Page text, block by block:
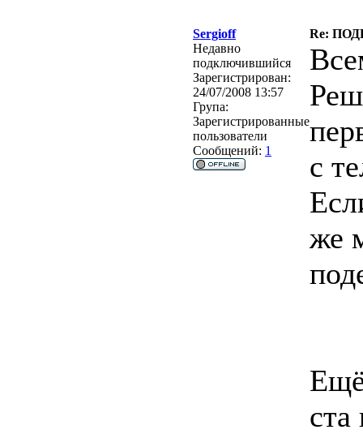
Sergioff
Re:
Недавно
подключившийся
Зарегистрирован:
24/07/2008 13:57
Група:
Зарегистрированные
пользователи
Сообщений: 1
с
же